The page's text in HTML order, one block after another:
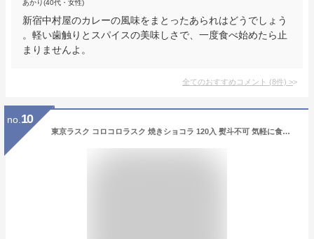
あかり(40代・女性)
新宿中村屋のカレーの風味をまとったあられはどうでしょう
。軽い歯触りとスパイスの美味しさで、一度食べ始めたら止
まりませんよ。
全てのおすすめコメント (8件) >
no. 10
東京ラスク コロコロラスク 焼きショコラ 120入 熨斗不可 気軽に食べる一口サイズのかわいいラスク 贅沢ココアパウダー ラスク おやつ お菓子